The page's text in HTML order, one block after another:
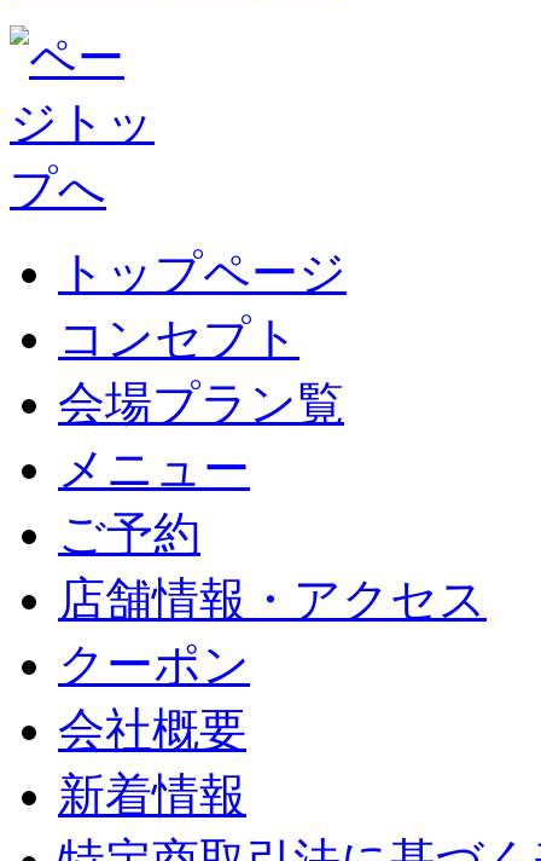
トップページ
コンセプト
会場プラン覧
メニュー
ご予約
店舗情報・アクセス
クーポン
会社概要
新着情報